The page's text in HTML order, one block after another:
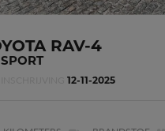
RAV-4
INSCHRIJVING12-11-2025